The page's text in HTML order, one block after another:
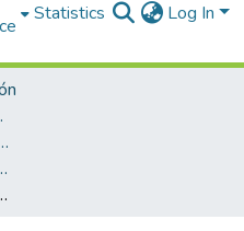
Statistics Log In
de los Materiales
en Materiales
el proceso de fabricación de envases de vidrio en la empresa VICESA